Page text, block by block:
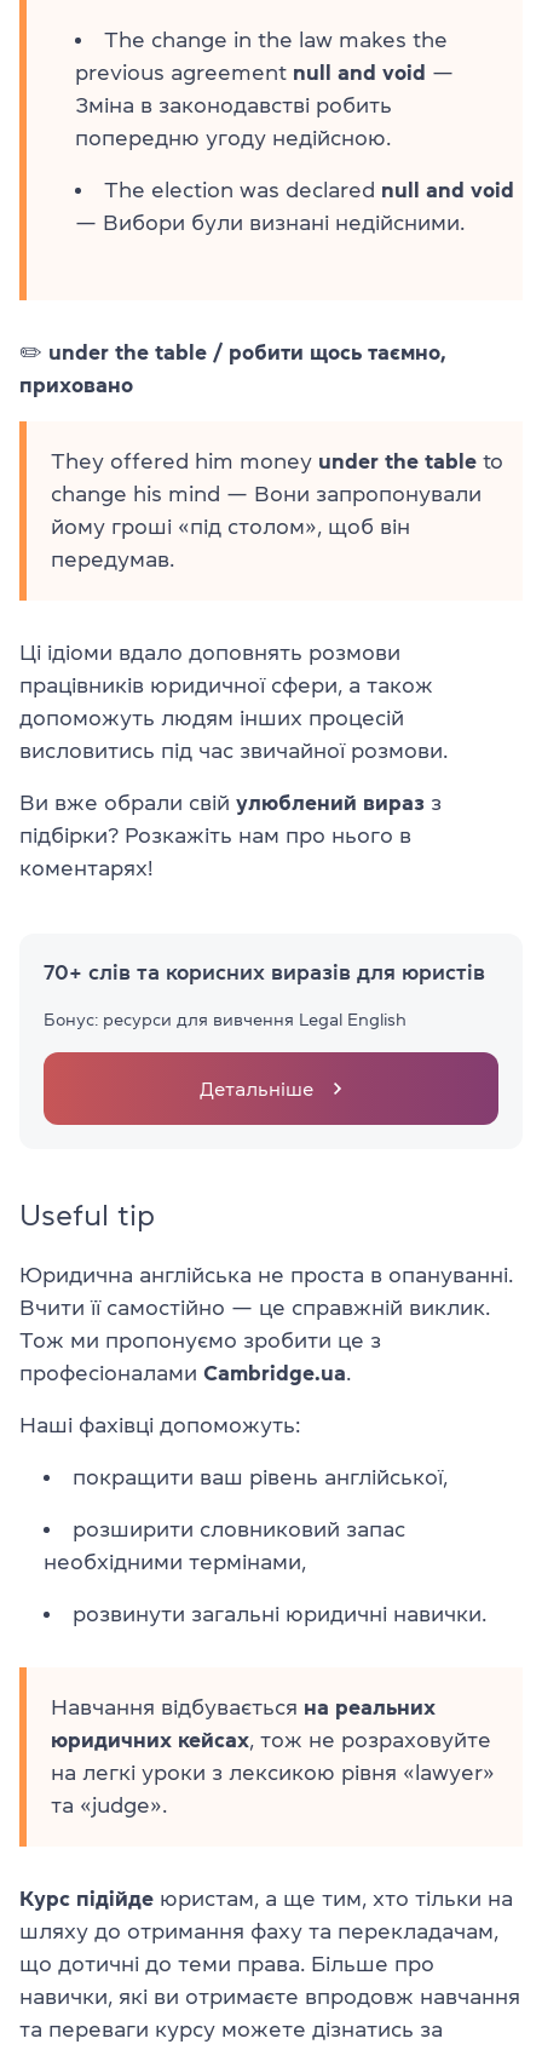
The change in the law makes the
previous agreement null and void —
Зміна в законодавстві робить
попередню угоду недійсною.
The election was declared null and void
— Вибори були визнані недійсними.
✏️ under the table / робити щось таємно,
приховано
They offered him money under the table to
change his mind — Вони запропонували
йому гроші «під столом», щоб він
передумав.
Ці ідіоми вдало доповнять розмови
працівників юридичної сфери, а також
допоможуть людям інших процесій
висловитись під час звичайної розмови.
Ви вже обрали свій улюблений вираз з
підбірки? Розкажіть нам про нього в
коментарях!
70+ слів та корисних виразів для юристів
Бонус: ресурси для вивчення Legal English
Детальніше
Useful tip
Юридична англійська не проста в опануванні.
Вчити її самостійно — це справжній виклик.
Тож ми пропонуємо зробити це з
професіоналами Cambridge.ua.
Наші фахівці допоможуть:
покращити ваш рівень англійської,
розширити словниковий запас
необхідними термінами,
розвинути загальні юридичні навички.
Навчання відбувається на реальних
юридичних кейсах, тож не розраховуйте
на легкі уроки з лексикою рівня «lawyer»
та «judge».
Курс підійде юристам, а ще тим, хто тільки на
шляху до отримання фаху та перекладачам,
що дотичні до теми права. Більше про
навички, які ви отримаєте впродовж навчання
та переваги курсу можете дізнатись за